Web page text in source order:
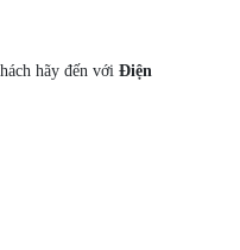
hãy đến với Điện